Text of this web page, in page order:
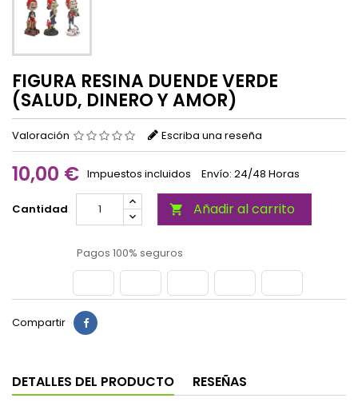
FIGURA RESINA DUENDE VERDE
(SALUD, DINERO Y AMOR)
Valoración Escriba una reseña
10,00 € Impuestos incluidos Envío: 24/48 Horas
Cantidad  Añadir al carrito
Pagos 100% seguros
Compartir
DETALLES DEL PRODUCTO RESEÑAS